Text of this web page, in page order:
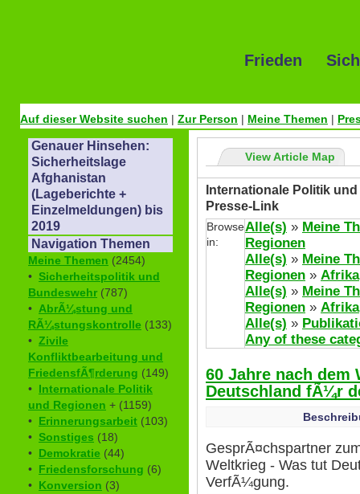
Frieden
Auf dieser Website suchen | Zur Person | Meine Themen |
Genauer Hinsehen:
Sicherheitslage
Afghanistan
(Lageberichte +
Einzelmeldungen) bis
2019
Navigation Themen
Meine Themen (2454)
• Sicherheitspolitik und
Bundeswehr (787)
• AbrÃ¼stung und
RÃ¼stungskontrolle (133)
• Zivile
Konfliktbearbeitung und
FriedensfÃ¶rderung (149)
• Internationale Politik
und Regionen + (1159)
• Erinnerungsarbeit (103)
• Sonstiges (18)
• Demokratie (44)
• Friedensforschung (6)
• Konversion (3)
View Article Map
Internationale Politik
Presse-Link
Browse
in:
Alle(s) » Meine
Regionen
Alle(s) » Meine
Regionen » Afrika
Alle(s) » Meine
Regionen » Afrika
Alle(s) »
Any of these
60 Jahre nach dem
Deutschland fÃ¼r
GesprÃ¤chspartner
Weltkrieg - Was tut
VerfÃ¼gung.